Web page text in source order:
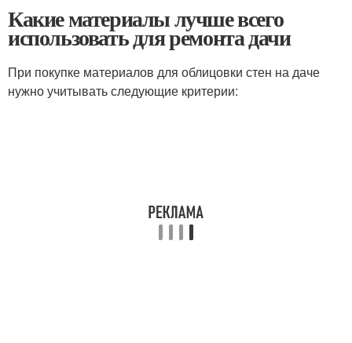
Какие материалы лучше всего
использовать для ремонта дачи
При покупке материалов для облицовки стен на даче
нужно учитывать следующие критерии: